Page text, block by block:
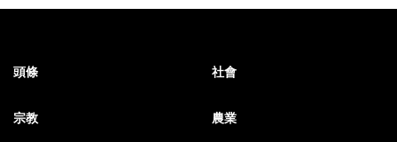
頭條 社會
宗教 農業